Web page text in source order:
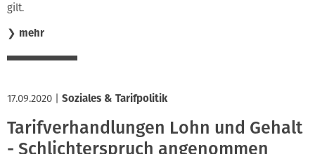
gilt.
❯ mehr
17.09.2020 Soziales & Tarifpolitik
Tarifverhandlungen Lohn und Gehalt
- Schlichterspruch angenommen